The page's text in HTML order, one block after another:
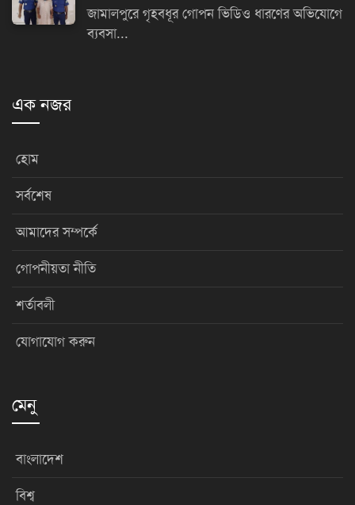
জামালপুরে গৃহবধূর গোপন ভিডিও ধারণের অভিযোগে
ব্যবসা...
এক নজর
হোম
সর্বশেষ
আমাদের সম্পর্কে
গোপনীয়তা নীতি
শর্তাবলী
যোগাযোগ করুন
মেনু
বাংলাদেশ
বিশ্ব